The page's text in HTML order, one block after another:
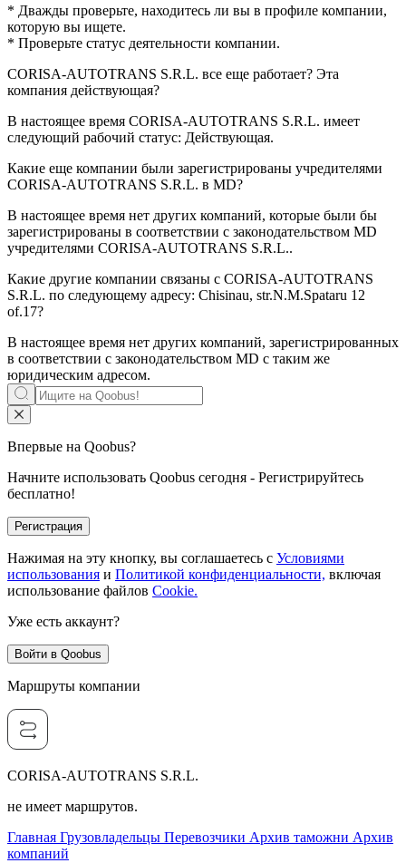
* Дважды проверьте, находитесь ли вы в профиле компании,
которую вы ищете.
* Проверьте статус деятельности компании.
CORISA-AUTOTRANS S.R.L. все еще работает? Эта
компания действующая?
В настоящее время CORISA-AUTOTRANS S.R.L. имеет
следующий рабочий статус: Действующая.
Какие еще компании были зарегистрированы учредителями
CORISA-AUTOTRANS S.R.L. в MD?
В настоящее время нет других компаний, которые были бы
зарегистрированы в соответствии с законодательством MD
учредителями CORISA-AUTOTRANS S.R.L..
Какие другие компании связаны с CORISA-AUTOTRANS
S.R.L. по следующему адресу: Chisinau, str.N.M.Spataru 12
of.17?
В настоящее время нет других компаний, зарегистрированных
в соответствии с законодательством MD с таким же
юридическим адресом.
Впервые на Qoobus?
Начните использовать Qoobus сегодня - Регистрируйтесь
бесплатно!
Регистрация
Нажимая на эту кнопку, вы соглашаетесь с Условиями
использования и Политикой конфиденциальности, включая
использование файлов Cookie.
Уже есть аккаунт?
Войти в Qoobus
Маршруты компании
CORISA-AUTOTRANS S.R.L.
не имеет маршрутов.
Главная Грузовладельцы Перевозчики Архив таможни Архив
компаний